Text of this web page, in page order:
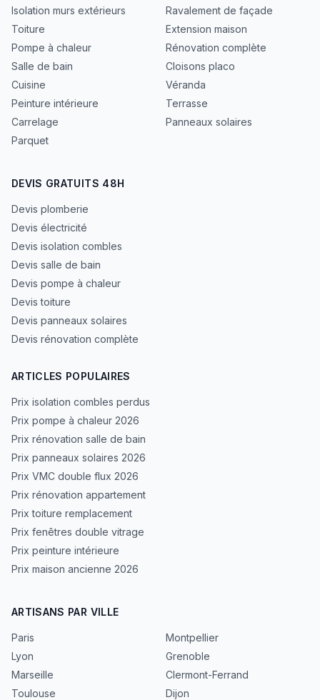
Isolation murs extérieurs
Toiture
Pompe à chaleur
Salle de bain
Cuisine
Peinture intérieure
Carrelage
Parquet
Ravalement de façade
Extension maison
Rénovation complète
Cloisons placo
Véranda
Terrasse
Panneaux solaires
DEVIS GRATUITS 48H
Devis plomberie
Devis électricité
Devis isolation combles
Devis salle de bain
Devis pompe à chaleur
Devis toiture
Devis panneaux solaires
Devis rénovation complète
ARTICLES POPULAIRES
Prix isolation combles perdus
Prix pompe à chaleur 2026
Prix rénovation salle de bain
Prix panneaux solaires 2026
Prix VMC double flux 2026
Prix rénovation appartement
Prix toiture remplacement
Prix fenêtres double vitrage
Prix peinture intérieure
Prix maison ancienne 2026
ARTISANS PAR VILLE
Paris
Lyon
Marseille
Toulouse
Montpellier
Grenoble
Clermont-Ferrand
Dijon